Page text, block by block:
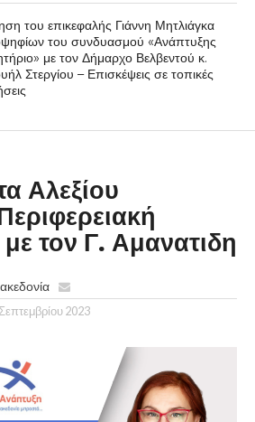
του επικεφαλής Γιάννη Μητλιάγκα
του συνδυασμού «Ανάπτυξης
με τον Δήμαρχο Βελβεντού κ.
Στεργίου – Επισκέψεις σε τοπικές
Αλεξίου
τον Γ. Αμανατιδη
2023